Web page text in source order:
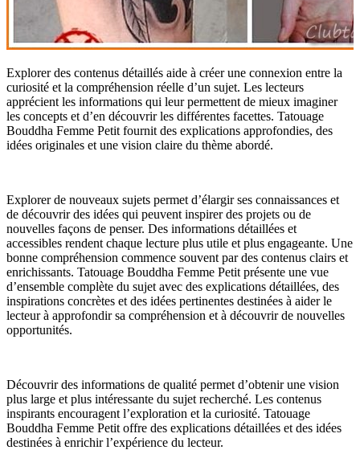
Explorer des contenus détaillés aide à créer une connexion entre la
curiosité et la compréhension réelle d’un sujet. Les lecteurs
apprécient les informations qui leur permettent de mieux imaginer
les concepts et d’en découvrir les différentes facettes. Tatouage
Bouddha Femme Petit fournit des explications approfondies, des
idées originales et une vision claire du thème abordé.
Explorer de nouveaux sujets permet d’élargir ses connaissances et
de découvrir des idées qui peuvent inspirer des projets ou de
nouvelles façons de penser. Des informations détaillées et
accessibles rendent chaque lecture plus utile et plus engageante. Une
bonne compréhension commence souvent par des contenus clairs et
enrichissants. Tatouage Bouddha Femme Petit présente une vue
d’ensemble complète du sujet avec des explications détaillées, des
inspirations concrètes et des idées pertinentes destinées à aider le
lecteur à approfondir sa compréhension et à découvrir de nouvelles
opportunités.
Découvrir des informations de qualité permet d’obtenir une vision
plus large et plus intéressante du sujet recherché. Les contenus
inspirants encouragent l’exploration et la curiosité. Tatouage
Bouddha Femme Petit offre des explications détaillées et des idées
destinées à enrichir l’expérience du lecteur.